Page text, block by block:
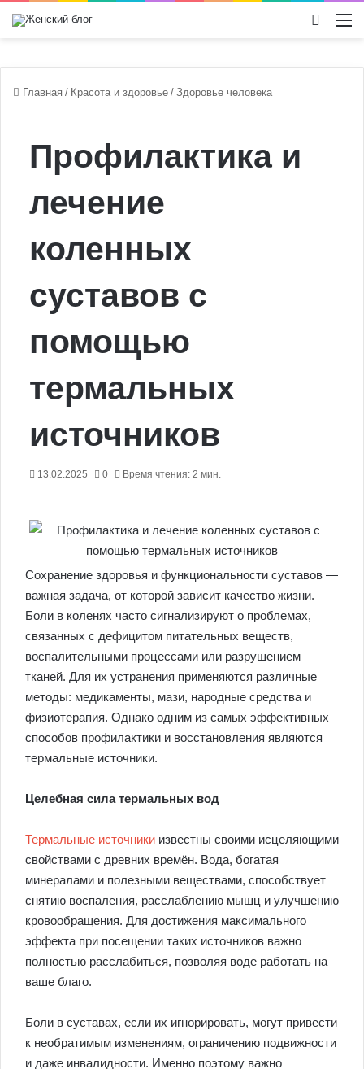
Главная / Красота и здоровье / Здоровье человека
Профилактика и
лечение
коленных
суставов с
помощью
термальных
источников
13.02.2025 0 Время чтения: 2 мин.
Сохранение здоровья и функциональности суставов —
важная задача, от которой зависит качество жизни.
Боли в коленях часто сигнализируют о проблемах,
связанных с дефицитом питательных веществ,
воспалительными процессами или разрушением
тканей. Для их устранения применяются различные
методы: медикаменты, мази, народные средства и
физиотерапия. Однако одним из самых эффективных
способов профилактики и восстановления являются
термальные источники.
Целебная сила термальных вод
Термальные источники известны своими исцеляющими
свойствами с древних времён. Вода, богатая
минералами и полезными веществами, способствует
снятию воспаления, расслаблению мышц и улучшению
кровообращения. Для достижения максимального
эффекта при посещении таких источников важно
полностью расслабиться, позволяя воде работать на
ваше благо.
Боли в суставах, если их игнорировать, могут привести
к необратимым изменениям, ограничению подвижности
и даже инвалидности. Именно поэтому важно